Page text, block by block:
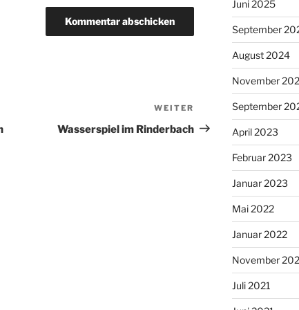
Nächster
Beitrag
WEITER
Wasserspiel im Rinderbach
Juni 2025
September
August 2024
November
September
April 2023
Februar 2023
Januar 2023
Mai 2022
Januar 2022
November
Juli 2021